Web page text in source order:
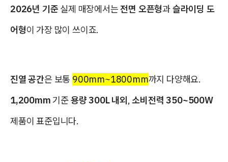
2026년 기준 실제 매장에서는전면 오픈형과슬라이딩 도
어형이 가장 많이 쓰이죠.
진열 공간은 보통 900mm~1800mm까지 다양해요.
1,200mm기준용량 300L 내외,소비전력 350~500W
제품이 표준입니다.